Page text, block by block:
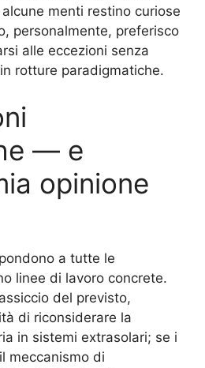
menti restino curiose
personalmente, preferisco
alle eccezioni senza
rotture paradigmatiche.
— e
opinione
a tutte le
linee di lavoro concrete.
del previsto,
di riconsiderare la
in sistemi extrasolari; se i
meccanismo di